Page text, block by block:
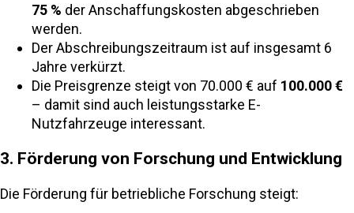
75 % der Anschaffungskosten abgeschrieben
werden.
Der Abschreibungszeitraum ist auf insgesamt 6
Jahre verkürzt.
Die Preisgrenze steigt von 70.000 € auf 100.000 €
– damit sind auch leistungsstarke E-
Nutzfahrzeuge interessant.
3. Förderung von Forschung und Entwicklung
Die Förderung für betriebliche Forschung steigt: